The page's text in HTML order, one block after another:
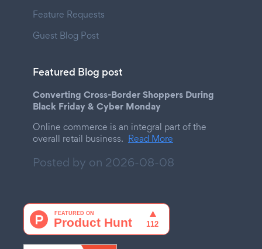
Feature Requests
Guest Blog Post
Featured Blog post
Converting Cross-Border Shoppers During
Black Friday & Cyber Monday
Online commerce is an integral part of the
overall retail business. Read More
Posted by on 2026-08-08